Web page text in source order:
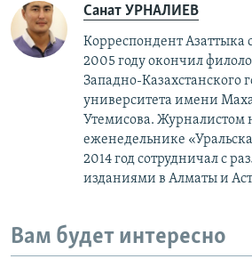
Санат УРНАЛИЕВ
Корреспондент Азаттыка
2005 году окончил
Западно-Казахстанского
университета имени
Утемисова. Журналистом
еженедельнике
2014 год сотрудничал с
изданиями в Алматы и
Вам будет интересно